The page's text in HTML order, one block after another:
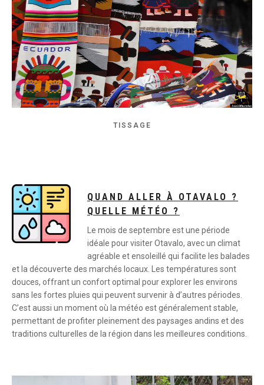
TISSAGE
QUAND ALLER À OTAVALO ?
QUELLE MÉTÉO ?
Le mois de septembre est une période
idéale pour visiter Otavalo, avec un climat
agréable et ensoleillé qui facilite les balades
et la découverte des marchés locaux. Les températures sont
douces, offrant un confort optimal pour explorer les environs
sans les fortes pluies qui peuvent survenir à d’autres périodes.
C’est aussi un moment où la météo est généralement stable,
permettant de profiter pleinement des paysages andins et des
traditions culturelles de la région dans les meilleures conditions.